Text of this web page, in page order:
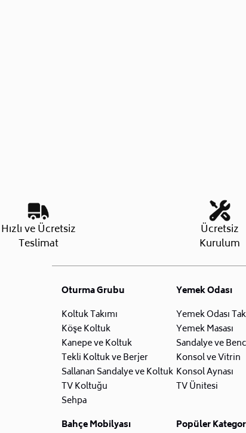
Hızlı ve Ücretsiz
Teslimat
Ücretsiz
Kurulum
Oturma Grubu
Koltuk Takımı
Köşe Koltuk
Kanepe ve Koltuk
Tekli Koltuk ve Berjer
Sallanan Sandalye ve Koltuk
TV Koltuğu
Sehpa
Yemek Odası
Yemek Odası
Yemek Masası
Sandalye ve
Konsol ve Vitrin
Konsol Aynası
TV Ünitesi
Bahçe Mobilyası
Popüler